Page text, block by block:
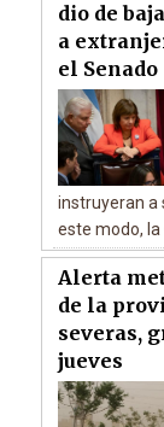
dio de
a
el Senado
instruyeran a
este modo, la
Alerta
de la
severas,
jueves